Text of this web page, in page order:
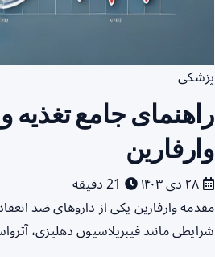
پزشکی
راهنمای جامع
وارفارین
مقدمه وارفارین یکی از داروهای ضد
شرایطی مانند فیبریلاسیون دهلیزی،